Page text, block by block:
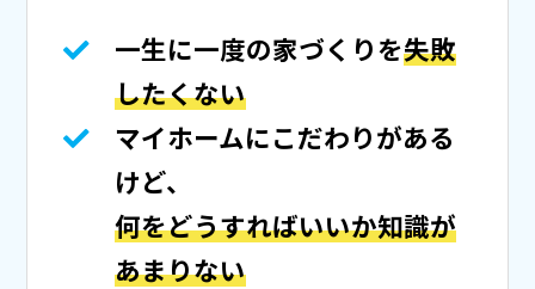
一生に一度の家づくりを失敗
したくない
マイホームにこだわりがある
けど、
何をどうすればいいか知識が
あまりない